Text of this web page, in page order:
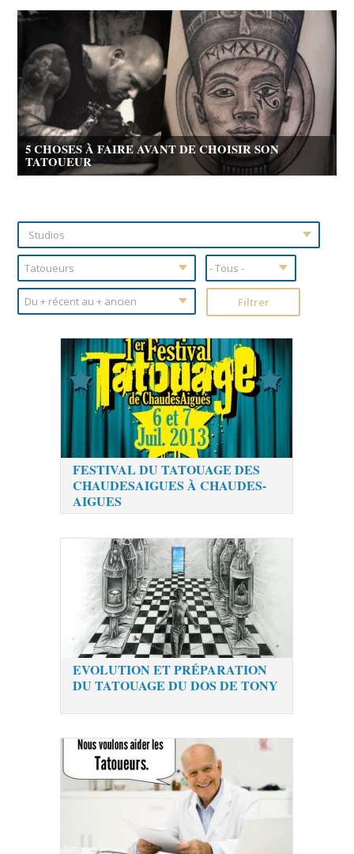
5 CHOSES À FAIRE AVANT DE CHOISIR SON
TATOUEUR
FESTIVAL DU TATOUAGE DES
CHAUDESAIGUES À CHAUDES-
AIGUES
EVOLUTION ET PRÉPARATION
DU TATOUAGE DU DOS DE TONY